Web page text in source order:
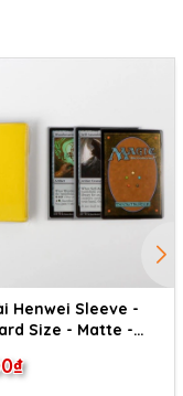
Henwei Sleeve -
Size - Matte -